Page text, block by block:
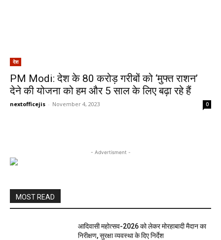
देश
PM Modi: देश के 80 करोड़ गरीबों को ‘मुफ्त राशन’
देने की योजना को हम और 5 साल के लिए बढ़ा रहे हैं
nextofficejis - November 4, 2023 0
- Advertisment -
MOST READ
आदिवासी महोत्सव-2026 को लेकर मोरहाबादी मैदान का
निरीक्षण, सुरक्षा व्यवस्था के दिए निर्देश